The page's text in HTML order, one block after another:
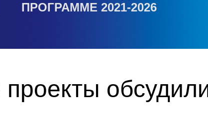
ПРОГРАММЕ 2021-2026